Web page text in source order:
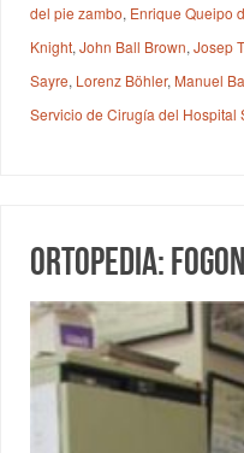
del pie zambo, Enrique Queipo
Knight,John Ball Brown,Josep
Sayre, Lorenz Böhler, Manuel
Servicio de Cirugía del Hospital
Ortopedia: